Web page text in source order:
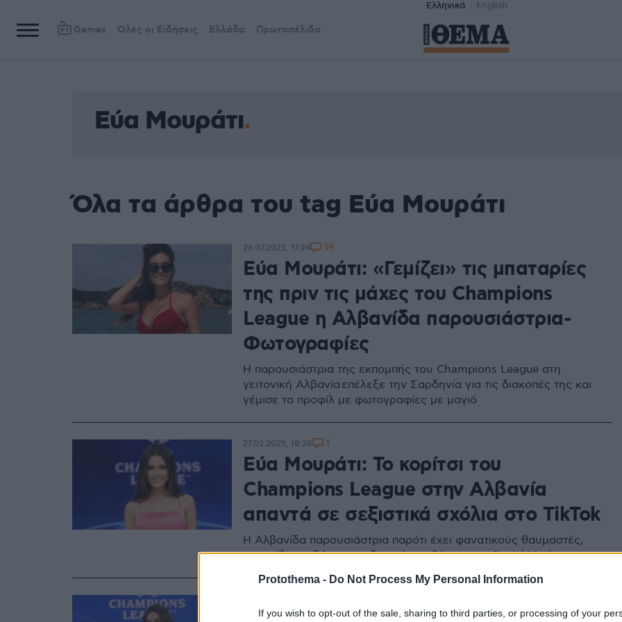
Protothema - Do Not Process My Personal Information
If you wish to opt-out of the sale, sharing to third parties, or processing of your
Ελληνικά English
Games Όλες οι Ειδήσεις Ελλάδα Πρωτοσέλιδα
Εύα Μουράτι
Όλα τα άρθρα του tag Εύα Μουράτι
Εύα Μουράτι: «Γεμίζει» τις μπαταρίες
της πριν τις μάχες του Champions
League η Αλβανίδα παρουσιάστρια-
Φωτογραφίες
Η παρουσιάστρια της εκπομπής του Champions League στη
γειτονική Αλβανία επέλεξε την Σαρδηνία για τις διακοπές της και
γέμισε το προφίλ με φωτογραφίες με μαγιό
26.07.2025, 17:24 59
Εύα Μουράτι: Το κορίτσι του
Champions League στην Αλβανία
απαντά σε σεξιστικά σχόλια στο TikTok
Η Αλβανίδα παρουσιάστρια παρότι έχει φανατικούς θαυμαστές,
συνεχίζει να δέχεται σεξιστικές επιθέσεις στα Social Media
27.02.2025, 18:28 1